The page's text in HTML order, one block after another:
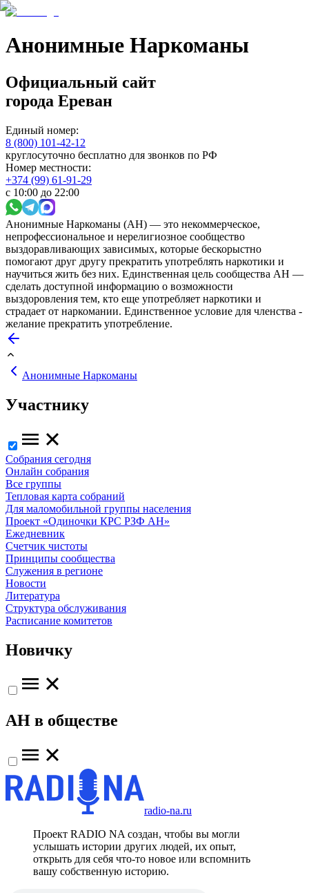
Анонимные Наркоманы
Официальный сайт
города Ереван
Единый номер:
8 (800) 101-42-12
круглосуточно бесплатно для звонков по РФ
Номер местности:
+374 (99) 61-91-29
с 10:00 до 22:00
Анонимные Наркоманы (АН) — это некоммерческое,
непрофессиональное и нерелигиозное сообщество
выздоравливающих зависимых, которые бескорыстно
помогают друг другу прекратить употреблять наркотики и
научиться жить без них. Единственная цель сообщества АН —
сделать доступной информацию о возможности
выздоровления тем, кто еще употребляет наркотики и
страдает от наркомании. Единственное условие для членства -
желание прекратить употребление.
Анонимные Наркоманы
Участнику
Собрания сегодня
Онлайн собрания
Все группы
Тепловая карта собраний
Для маломобильной группы населения
Проект «Одиночки КРС РЗФ АН»
Ежедневник
Счетчик чистоты
Принципы сообщества
Служения в регионе
Новости
Литература
Структура обслуживания
Расписание комитетов
Новичку
АН в обществе
radio-na.ru
Проект RADIO NA создан, чтобы вы могли
услышать истории других людей, их опыт,
открыть для себя что-то новое или вспомнить
вашу собственную историю.